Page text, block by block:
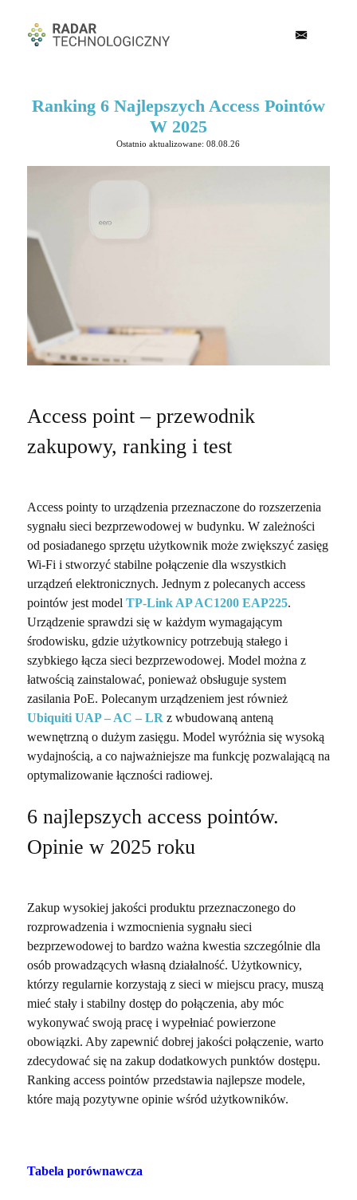
Ranking 6 Najlepszych Access Pointów
W 2025
Ostatnio aktualizowane: 08.08.26
Access point – przewodnik
zakupowy, ranking i test
Access pointy to urządzenia przeznaczone do rozszerzenia
sygnału sieci bezprzewodowej w budynku. W zależności
od posiadanego sprzętu użytkownik może zwiększyć zasięg
Wi-Fi i stworzyć stabilne połączenie dla wszystkich
urządzeń elektronicznych. Jednym z polecanych access
pointów jest model TP-Link AP AC1200 EAP225.
Urządzenie sprawdzi się w każdym wymagającym
środowisku, gdzie użytkownicy potrzebują stałego i
szybkiego łącza sieci bezprzewodowej. Model można z
łatwością zainstalować, ponieważ obsługuje system
zasilania PoE. Polecanym urządzeniem jest również
Ubiquiti UAP – AC – LR z wbudowaną anteną
wewnętrzną o dużym zasięgu. Model wyróżnia się wysoką
wydajnością, a co najważniejsze ma funkcję pozwalającą na
optymalizowanie łączności radiowej.
6 najlepszych access pointów.
Opinie w 2025 roku
Zakup wysokiej jakości produktu przeznaczonego do
rozprowadzenia i wzmocnienia sygnału sieci
bezprzewodowej to bardzo ważna kwestia szczególnie dla
osób prowadzących własną działalność. Użytkownicy,
którzy regularnie korzystają z sieci w miejscu pracy, muszą
mieć stały i stabilny dostęp do połączenia, aby móc
wykonywać swoją pracę i wypełniać powierzone
obowiązki. Aby zapewnić dobrej jakości połączenie, warto
zdecydować się na zakup dodatkowych punktów dostępu.
Ranking access pointów przedstawia najlepsze modele,
które mają pozytywne opinie wśród użytkowników.
Tabela porównawcza